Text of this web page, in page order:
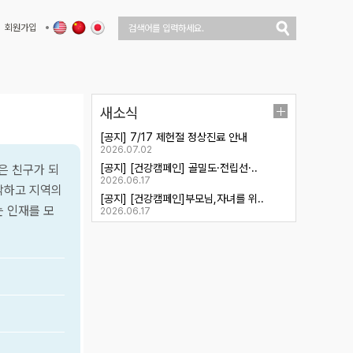
회원가입
친구가 되
고 지역의
인재를 모
새소식
[공지] 7/17 제헌절 정상진료 안내
2026.07.02
[공지] [건강캠페인] 골밀도·전립선·..
2026.06.17
[공지] [건강캠페인]부모님,자녀를 위..
2026.06.17